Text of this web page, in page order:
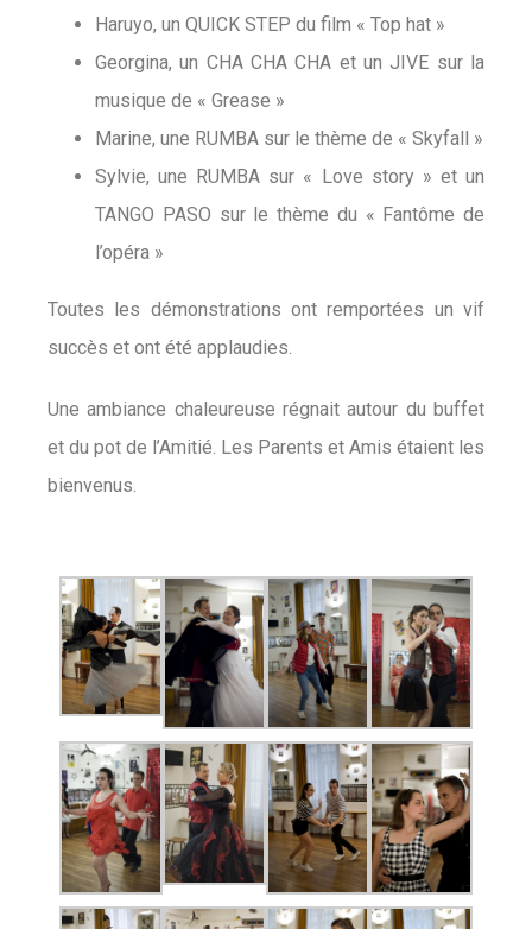
Haruyo, un QUICK STEP du film « Top hat »
Georgina, un CHA CHA CHA et un JIVE sur la
musique de « Grease »
Marine, une RUMBA sur le thème de « Skyfall »
Sylvie, une RUMBA sur « Love story » et un
TANGO PASO sur le thème du « Fantôme de
l’opéra »
Toutes les démonstrations ont remportées un vif
succès et ont été applaudies.
Une ambiance chaleureuse régnait autour du buffet
et du pot de l’Amitié. Les Parents et Amis étaient les
bienvenus.